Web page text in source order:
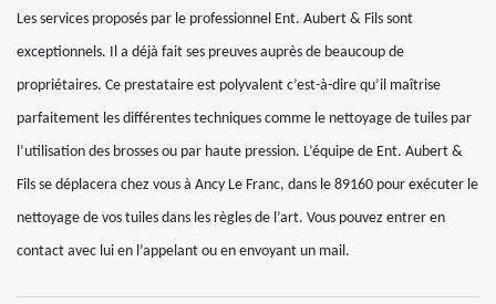
Les services proposés par le professionnel Ent. Aubert & Fils sont
exceptionnels. Il a déjà fait ses preuves auprès de beaucoup de
propriétaires. Ce prestataire est polyvalent c’est-à-dire qu’il maîtrise
parfaitement les différentes techniques comme le nettoyage de tuiles par
l’utilisation des brosses ou par haute pression. L’équipe de Ent. Aubert &
Fils se déplacera chez vous à Ancy Le Franc, dans le 89160 pour exécuter le
nettoyage de vos tuiles dans les règles de l’art. Vous pouvez entrer en
contact avec lui en l’appelant ou en envoyant un mail.